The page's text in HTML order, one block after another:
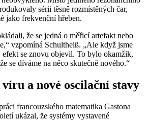
sérii těsně rozmístěných čar,
jako frekvenční hřeben.
že se jedná o měřicí artefakt nebo
vzpomíná Schultheiß. „Ale když jsme
se znovu objevil. To bylo okamžik,
se díváme na něco skutečně nového.“
a nové oscilační stavy
francouzského matematika Gastona
ukázal, že systémy vystavené